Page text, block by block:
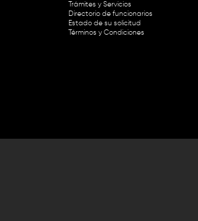
Trámites y Servicios
Directorio de funcionarios
Estado de su solicitud
Términos y Condiciones